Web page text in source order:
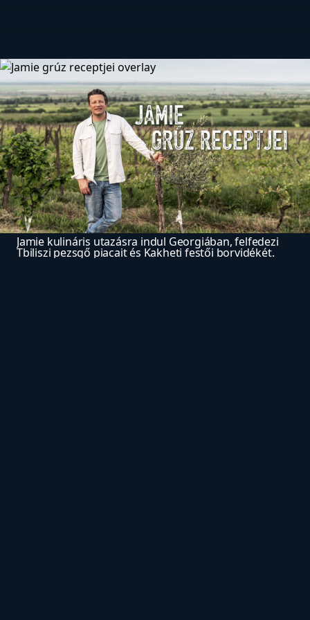
Jamie kulináris utazásra indul Georgiában, felfedezi
Tbiliszi pezsgő piacait és Kakheti festői borvidékét.